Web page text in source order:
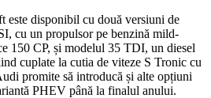
este disponibil cu două versiuni de
cu un propulsor pe benzină mild-
150 CP, și modelul 35 TDI, un diesel
cuplate la cutia de viteze S Tronic cu
promite să introducă și alte opțiuni
PHEV până la finalul anului.